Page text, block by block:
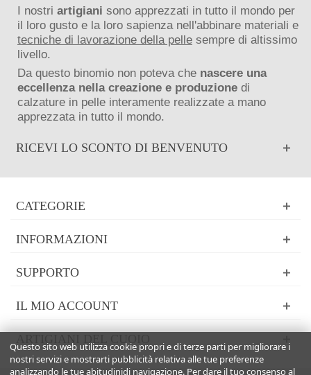
I nostri artigiani sono apprezzati in tutto il mondo per
il loro gusto e la loro sapienza nell'abbinare materiali e
tecniche di lavorazione della pelle sempre di altissimo
livello.
Da questo binomio non poteva che nascere una
eccellenza nella creazione e produzione di
calzature in pelle interamente realizzate a mano
apprezzata in tutto il mondo.
RICEVI LO SCONTO DI BENVENUTO
CATEGORIE
INFORMAZIONI
SUPPORTO
IL MIO ACCOUNT
Questo sito web utilizza cookie propri e di terze parti per migliorare i
nostri servizi e mostrarti pubblicità relativa alle tue preferenze
analizzando le tue abitudinidi navigazione. Per dare il tuo consenso al